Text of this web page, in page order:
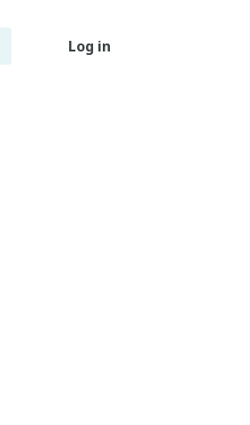
Log in